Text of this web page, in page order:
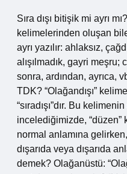
Sıra dışı bitişik mi ayrı
kelimelerinden oluşan
ayrı yazılır: ahlaksız,
alışılmadık, gayri meşru;
sonra, ardından, ayrıca,
TDK? “Olağandışı”
“sıradışı”dır. Bu
incelediğimizde, “düzen”
normal anlamına gelirken,
dışarıda veya dışarıda
demek? Olağanüstü: